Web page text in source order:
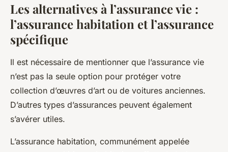
Les alternatives à l’assurance vie :
l’assurance habitation et l’assurance
spécifique
Il est nécessaire de mentionner que l’assurance vie
n’est pas la seule option pour protéger votre
collection d’œuvres d’art ou de voitures anciennes.
D’autres types d’assurances peuvent également
s’avérer utiles.
L’assurance habitation, communément appelée